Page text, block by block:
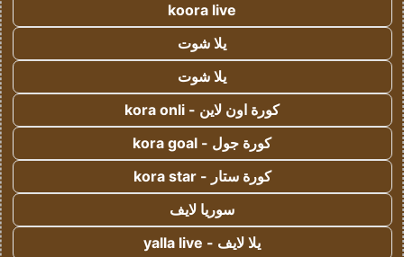
koora live
يلا شوت
يلا شوت
كورة اون لاين - kora onli
كورة جول - kora goal
كورة ستار - kora star
سوريا لايف
يلا لايف - yalla live